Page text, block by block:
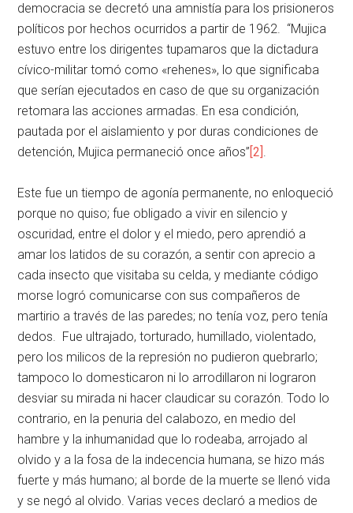
democracia se decretó una amnistía para los prisioneros
políticos por hechos ocurridos a partir de 1962. “Mujica
estuvo entre los dirigentes tupamaros que la dictadura
cívico-militar tomó como «rehenes», lo que significaba
que serían ejecutados en caso de que su organización
retomara las acciones armadas. En esa condición,
pautada por el aislamiento y por duras condiciones de
detención, Mujica permaneció once años”[2].
Este fue un tiempo de agonía permanente, no enloqueció
porque no quiso; fue obligado a vivir en silencio y
oscuridad, entre el dolor y el miedo, pero aprendió a
amar los latidos de su corazón, a sentir con aprecio a
cada insecto que visitaba su celda, y mediante código
morse logró comunicarse con sus compañeros de
martirio a través de las paredes; no tenía voz, pero tenía
dedos. Fue ultrajado, torturado, humillado, violentado,
pero los milicos de la represión no pudieron quebrarlo;
tampoco lo domesticaron ni lo arrodillaron ni lograron
desviar su mirada ni hacer claudicar su corazón. Todo lo
contrario, en la penuria del calabozo, en medio del
hambre y la inhumanidad que lo rodeaba, arrojado al
olvido y a la fosa de la indecencia humana, se hizo más
fuerte y más humano; al borde de la muerte se llenó vida
y se negó al olvido. Varias veces declaró a medios de